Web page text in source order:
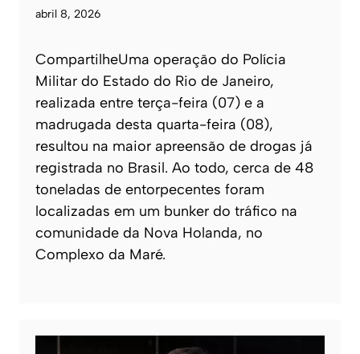
abril 8, 2026
CompartilheUma operação do Polícia
Militar do Estado do Rio de Janeiro,
realizada entre terça-feira (07) e a
madrugada desta quarta-feira (08),
resultou na maior apreensão de drogas já
registrada no Brasil. Ao todo, cerca de 48
toneladas de entorpecentes foram
localizadas em um bunker do tráfico na
comunidade da Nova Holanda, no
Complexo da Maré.